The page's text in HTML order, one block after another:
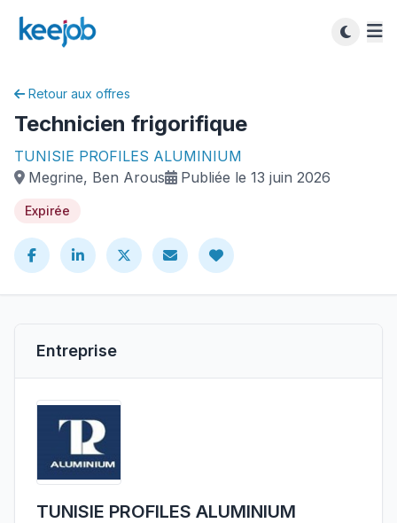
Retour aux offres
Technicien frigorifique
TUNISIE PROFILES ALUMINIUM
Megrine, Ben Arous
Publiée le 13 juin 2026
Expirée
Entreprise
TUNISIE PROFILES ALUMINIUM